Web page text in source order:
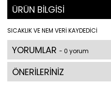
ÜRÜN BİLGİSİ
SICAKLIK VE NEM VERİ KAYDEDİCİ
YORUMLAR - 0 yorum
ÖNERİLERİNİZ